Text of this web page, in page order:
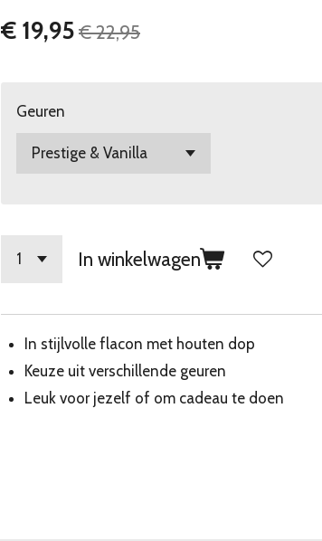
€ 19,95 € 22,95
Geuren
In winkelwagen
In stijlvolle flacon met houten dop
Keuze uit verschillende geuren
Leuk voor jezelf of om cadeau te doen